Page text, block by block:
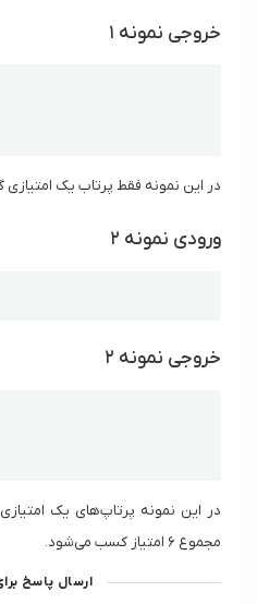
خروجی نمونه ۱
در این نمونه فقط پرتاب یک
ورودی نمونه ۲
خروجی نمونه ۲
در این نمونه پرتاپ‌های یک
مجموع ۶ امتیاز کسب می‌شود.
ارسال پاسخ